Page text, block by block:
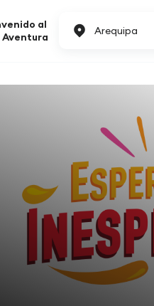
al
Aventura
Arequipa